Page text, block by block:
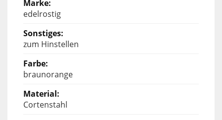
edelrostig
zum Hinstellen
braunorange
Cortenstahl